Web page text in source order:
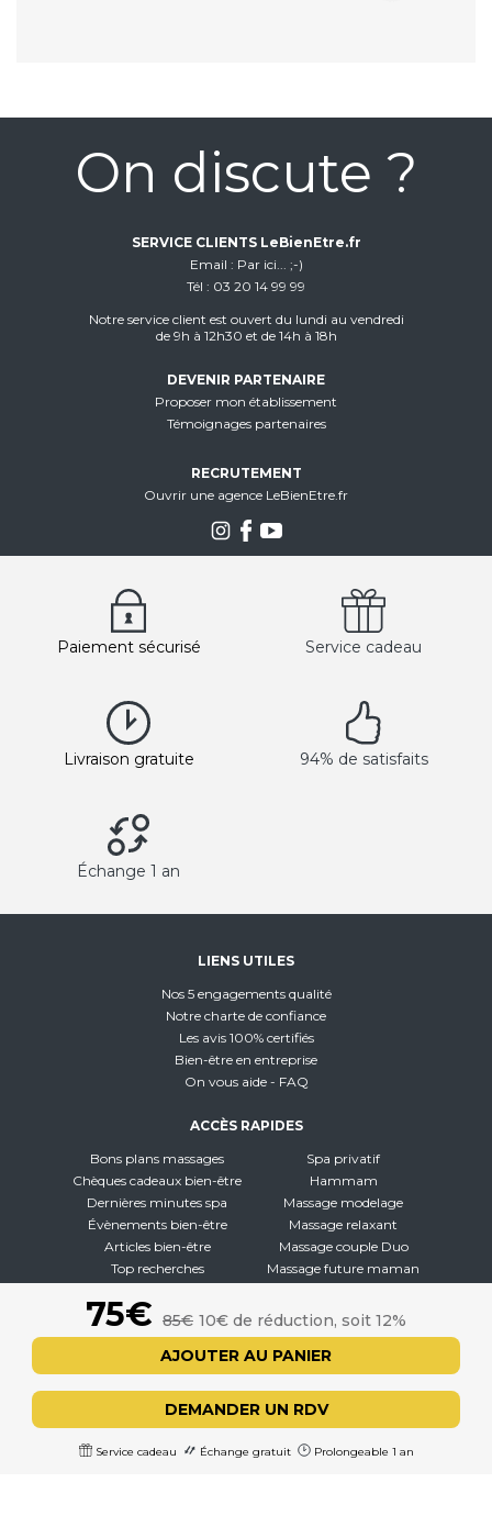
75€ 85€ 10€ de réduction, soit 12%
AJOUTER AU PANIER
DEMANDER UN RDV
Service cadeau Échange gratuit Prolongeable 1 an
On discute ?
SERVICE CLIENTS LeBienEtre.fr
Email
Par ici... ;-)
Tél
03 20 14 99 99
Notre service client est ouvert du lundi au vendredi
de 9h à 12h30 et de 14h à 18h
DEVENIR PARTENAIRE
Proposer mon établissement
Témoignages partenaires
RECRUTEMENT
Ouvrir une agence LeBienEtre.fr
Paiement sécurisé Service cadeau
Livraison gratuite 94% de satisfaits
Échange 1 an
LIENS UTILES
Nos 5 engagements qualité
Notre charte de confiance
Les avis 100% certifiés
Bien-être en entreprise
On vous aide - FAQ
ACCÈS RAPIDES
Bons plans massages
Chèques cadeaux bien-être
Dernières minutes spa
Évènements bien-être
Articles bien-être
Top recherches
Spa privatif
Hammam
Massage modelage
Massage relaxant
Massage couple Duo
Massage future maman
À PROPOS
CGV - CGU
Mentions légales
Politique de confidentialité